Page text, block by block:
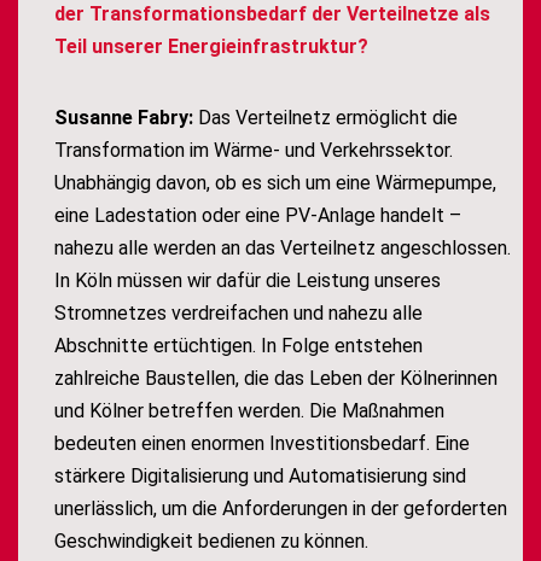
der Transformationsbedarf der Verteilnetze als
Teil unserer Energieinfrastruktur?
Susanne Fabry: Das Verteilnetz ermöglicht die
Transformation im Wärme- und Verkehrssektor.
Unabhängig davon, ob es sich um eine Wärmepumpe,
eine Ladestation oder eine PV-Anlage handelt ­–
nahezu alle werden an das Verteilnetz angeschlossen.
In Köln müssen wir dafür die Leistung unseres
Stromnetzes verdreifachen und nahezu alle
Abschnitte ertüchtigen. In Folge entstehen
zahlreiche Baustellen, die das Leben der Kölnerinnen
und Kölner betreffen werden. Die Maßnahmen
bedeuten einen enormen Investitionsbedarf. Eine
stärkere Digitalisierung und Automatisierung sind
unerlässlich, um die Anforderungen in der geforderten
Geschwindigkeit bedienen zu können.